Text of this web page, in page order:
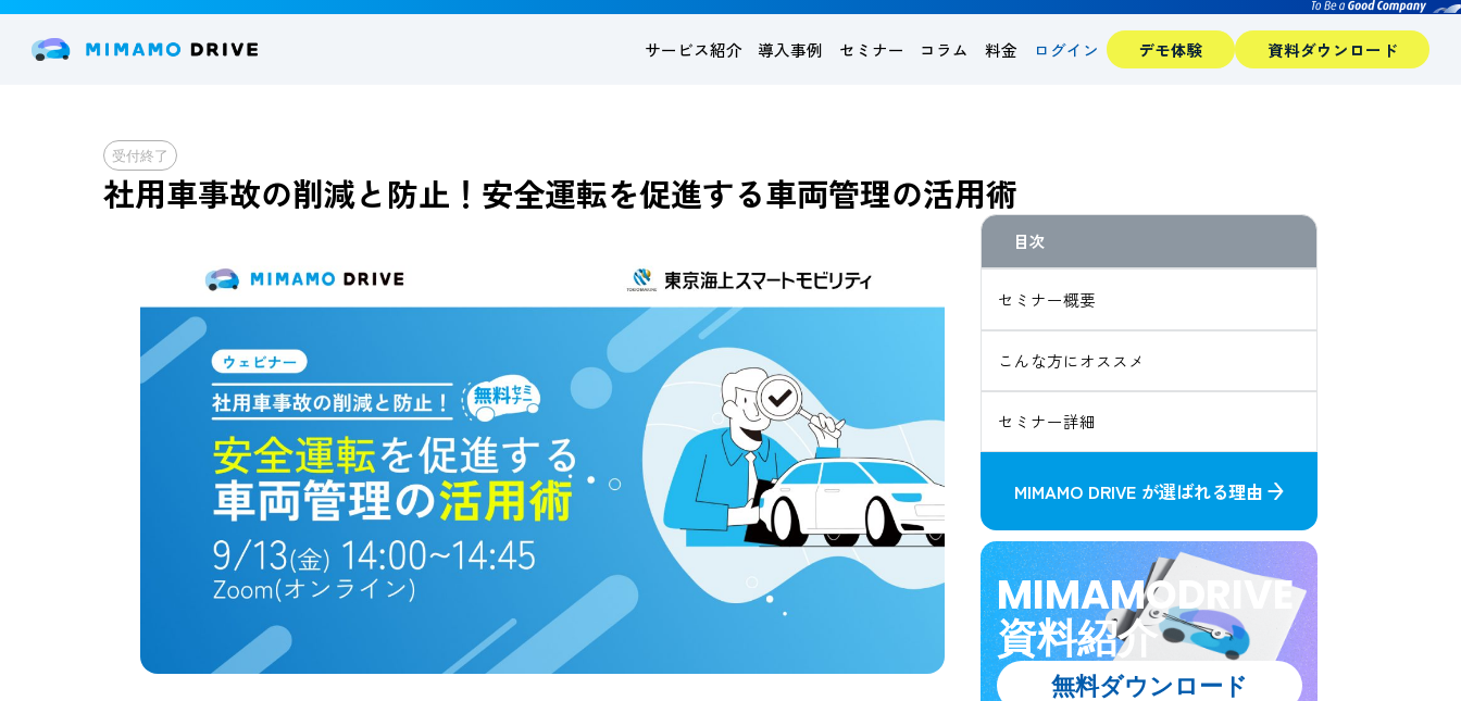
サービス紹介 導入事例 セミナー コラム 料金 ログイン デモ体験 資料ダウンロード
受付終了
社用車事故の削減と防止！安全運転を促進する車両管理の活用術
セミナー概要
こんな方にオススメ
セミナー詳細
MIMAMO DRIVE が選ばれる理由
MIMAMODRIVE
資料紹介
無料ダウンロード